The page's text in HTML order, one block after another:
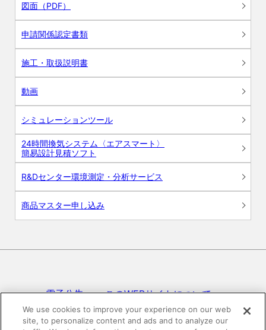
図面（PDF）
申請関係認定書類
施工・取扱説明書
動画
シミュレーションツール
24時間換気システム〈エアスマート〉
簡易設計見積ソフト
R&Dセンター環境測定・分析サービス
商品マスター申し込み
電子公告 このWEBサイトについて
プライバシーポリシー
We use cookies to improve your experience on our web
site, to personalize content and ads and to analyze our